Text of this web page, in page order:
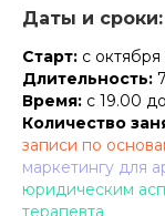
Даты и сроки:
Старт: с
Длительность:
Время: с 19.00
Количество
записи по
маркетингу для
юридическим
терапевта